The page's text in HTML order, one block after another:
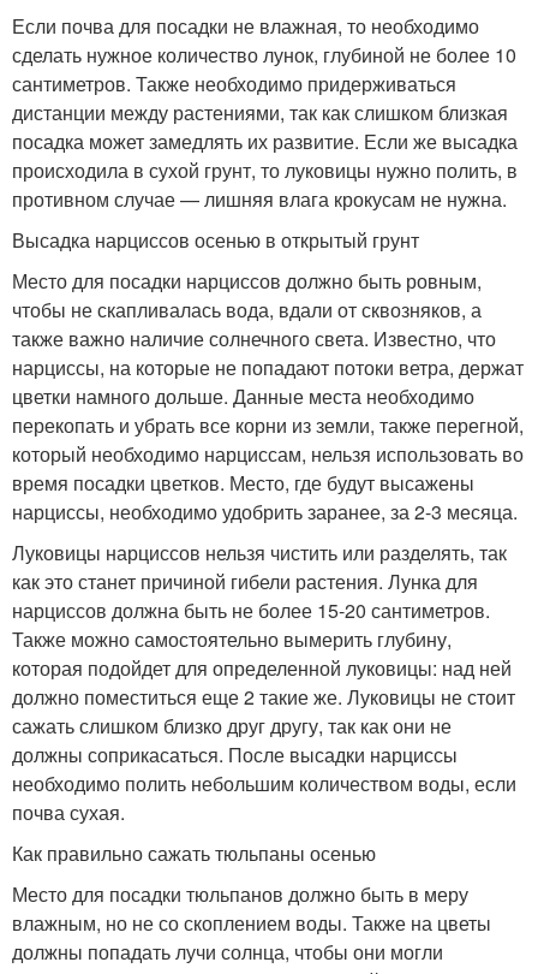
Если почва для посадки не влажная, то необходимо
сделать нужное количество лунок, глубиной не более 10
сантиметров. Также необходимо придерживаться
дистанции между растениями, так как слишком близкая
посадка может замедлять их развитие. Если же высадка
происходила в сухой грунт, то луковицы нужно полить, в
противном случае — лишняя влага крокусам не нужна.
Высадка нарциссов осенью в открытый грунт
Место для посадки нарциссов должно быть ровным,
чтобы не скапливалась вода, вдали от сквозняков, а
также важно наличие солнечного света. Известно, что
нарциссы, на которые не попадают потоки ветра, держат
цветки намного дольше. Данные места необходимо
перекопать и убрать все корни из земли, также перегной,
который необходимо нарциссам, нельзя использовать во
время посадки цветков. Место, где будут высажены
нарциссы, необходимо удобрить заранее, за 2-3 месяца.
Луковицы нарциссов нельзя чистить или разделять, так
как это станет причиной гибели растения. Лунка для
нарциссов должна быть не более 15-20 сантиметров.
Также можно самостоятельно вымерить глубину,
которая подойдет для определенной луковицы: над ней
должно поместиться еще 2 такие же. Луковицы не стоит
сажать слишком близко друг другу, так как они не
должны соприкасаться. После высадки нарциссы
необходимо полить небольшим количеством воды, если
почва сухая.
Как правильно сажать тюльпаны осенью
Место для посадки тюльпанов должно быть в меру
влажным, но не со скоплением воды. Также на цветы
должны попадать лучи солнца, чтобы они могли